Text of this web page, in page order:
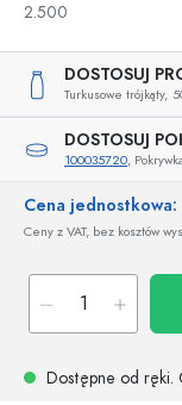
2.500
DOSTOSUJ
Turkusowe trójkąty,
DOSTOSUJ
100035720,
Cena jednostkowa:
Ceny z VAT, bez kosztów
Dostępne od ręki.